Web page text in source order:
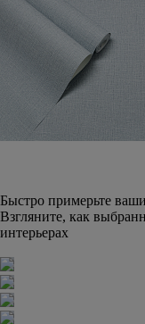
Быстро примерьте
Взгляните, как
интерьерах